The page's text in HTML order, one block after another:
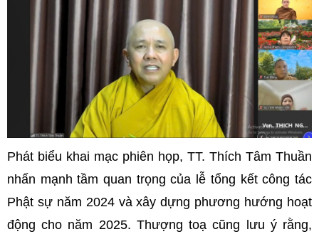
Phát biểu khai mạc phiên họp, TT. Thích Tâm Thuần
nhấn mạnh tầm quan trọng của lễ tổng kết công tác
Phật sự năm 2024 và xây dựng phương hướng hoạt
động cho năm 2025. Thượng toạ cũng lưu ý rằng,